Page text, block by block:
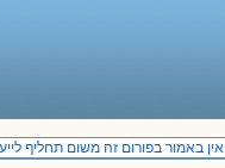
באמור בפורום זה משום תחליף